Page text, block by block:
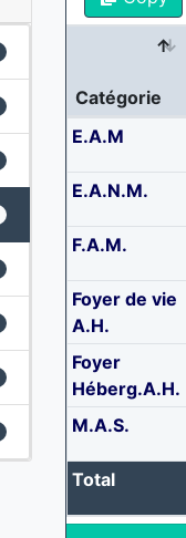
Catégorie
E.A.M
E.A.N.M.
F.A.M.
Foyer de vie
A.H.
Foyer
Héberg.A.H.
M.A.S.
Total